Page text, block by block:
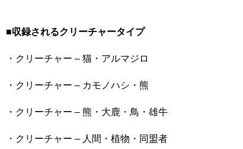
■収録されるクリーチャータイプ
・クリーチャー – 猫・アルマジロ
・クリーチャー – カモノハシ・熊
・クリーチャー – 熊・大鹿・鳥・雄牛
・クリーチャー – 人間・植物・同盟者